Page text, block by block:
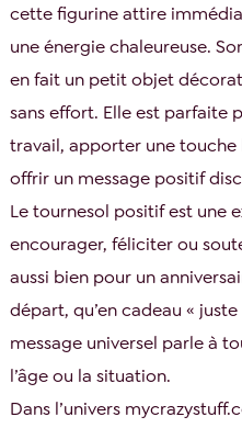
cette figurine attire
une énergie chaleureuse.
en fait un petit objet
sans effort. Elle est parfaite
travail, apporter une touche
offrir un message positif
Le tournesol positif est une
encourager, féliciter ou
aussi bien pour un
départ, qu’en cadeau «
message universel parle à
l’âge ou la situation.
Dans l’univers